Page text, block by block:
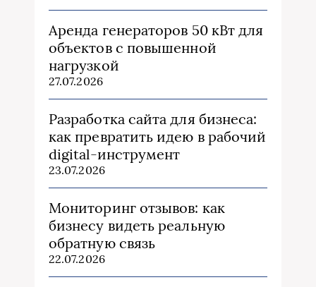
Аренда генераторов 50 кВт для
объектов с повышенной
нагрузкой
27.07.2026
Разработка сайта для бизнеса:
как превратить идею в рабочий
digital-инструмент
23.07.2026
Мониторинг отзывов: как
бизнесу видеть реальную
обратную связь
22.07.2026